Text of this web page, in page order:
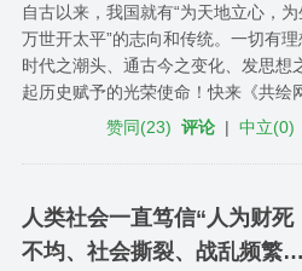
自古以来，我国就有“为天地立心，
万世开太平”的志向和传统。一切有
时代之潮头、通古今之变化、发思想
起历史赋予的光荣使命！快来《共绘
赞同(23) 评论 |中立(0)
人类社会一直笃信“人为财
不均、社会撕裂、战乱频